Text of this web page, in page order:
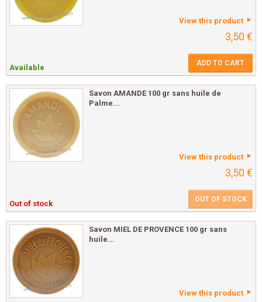
View this product
3,50 €
Available ADD TO CART
Savon AMANDE 100 gr sans huile de
Palme...
View this product
3,50 €
Out of stock OUT OF STOCK
Savon MIEL DE PROVENCE 100 gr sans
huile...
View this product